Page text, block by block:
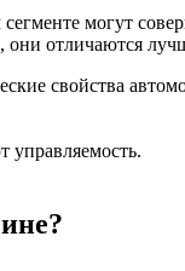
могут
отличаются
свойства